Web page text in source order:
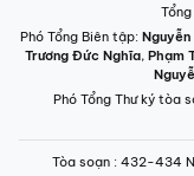
Phó Tổng Biên tập: Nguyễn
Trương Đức Nghĩa, Phạm
Phó Tổng Thư ký tòa
Tòa soạn : 432-434